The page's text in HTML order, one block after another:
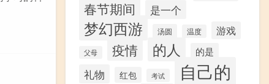
春节期间 是一个
梦幻西游 汤圆 温度 游戏
父母 疫情 的人 的是
礼物 红包 考试 自己的